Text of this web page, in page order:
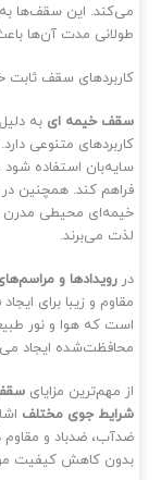
این سقف‌ها
مدت آن‌ها باعث
سقف ثابت خیمه‌
خیمه‌ ایبه دلیل
متنوعی دارد. در
استفاده شود و
کند. همچنین در
محیطی مدرن و
می‌برند.
رویدادها و مراسم‌های
و زیبا برای ایجاد
که هوا و نور طبیعی
ایجاد می‌کند.
مهم‌ترین مزایای سقف
جوی مختلفاشاره
کاهش کیفیت مورد